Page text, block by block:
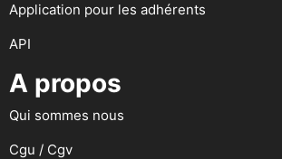
Application pour les adhérents
API
A propos
Qui sommes nous
Cgu / Cgv